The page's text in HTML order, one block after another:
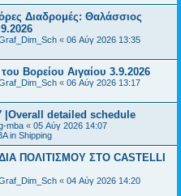
Διαδρομές: Θαλάσσιος
« 06 Αύγ 2026 13:35
Βορείου Αιγαίου 3.9.2026
« 06 Αύγ 2026 13:17
|Overall detailed schedule
mba « 05 Αύγ 2026 14:07
in Shipping
ΠΟΛΙΤΙΣΜΟΥ ΣΤΟ CASTELLI
« 04 Αύγ 2026 14:20